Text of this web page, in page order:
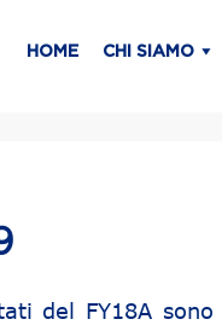
HOME CHI SIAMO
del FY18A